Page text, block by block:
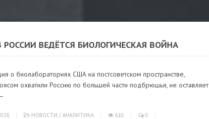
РОССИИ ВЕДЁТСЯ БИОЛОГИЧЕСКАЯ ВОЙНА
о биолабораториях США на постсоветском пространстве,
охватили Россию по большей части подбрюшья, не оставляет
НОВОСТИ / АНАЛИТИКА 610 0